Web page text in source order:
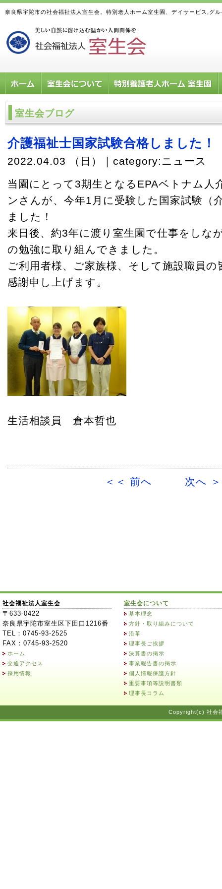
奈良県宇陀市の社会福祉法人室生会。特別老人ホーム室生園、デイサービス,グ
室生会ブログ
介護福祉士国家試験合格しました！
2022.04.03 （日）｜category:ニュース
当園にとって3期生となるEPAベトナム人
ンさんが、今年1月に受験した国家試験（
ました！
来日後、約3年に渡り室生園で仕事をしな
の勉強に取り組んできました。
ご利用者様、ご家族様、そして施設職員
感謝申し上げます。
生活相談員 倉本哲也
＜＜ 前へ 次へ
社会福祉法人室生会
〒633-0422
奈良県宇陀市室生区下田口1216番
TEL：0745-93-2525
FAX：0745-93-2520
ホーム
交通アクセス
採用情報
室生会について
基本理念
方針・取り組みについて
沿革
理事長ご挨拶
決算書の掲示
事業報告書の掲示
個人情報保護方針
重要事項等説明書類
理事長コラム
Copyright(c) 社会